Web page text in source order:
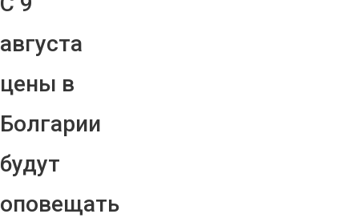
августа
цены в
Болгарии
будут
оповещать